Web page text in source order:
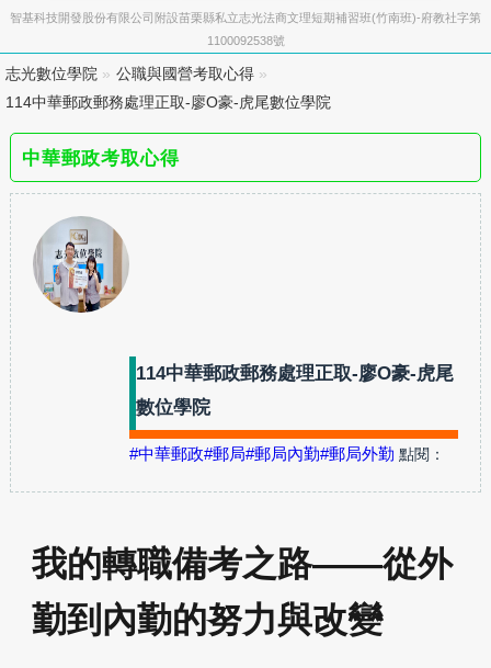
智基科技開發股份有限公司附設苗栗縣私立志光法商文理短期補習班(竹南班)-府教社字第
1100092538號
志光數位學院 » 公職與國營考取心得 »
114中華郵政郵務處理正取-廖O豪-虎尾數位學院
中華郵政考取心得
114中華郵政郵務處理正取-廖O豪-虎尾
數位學院
#中華郵政#郵局#郵局內勤#郵局外勤 點閱：
我的轉職備考之路——從外
勤到內勤的努力與改變